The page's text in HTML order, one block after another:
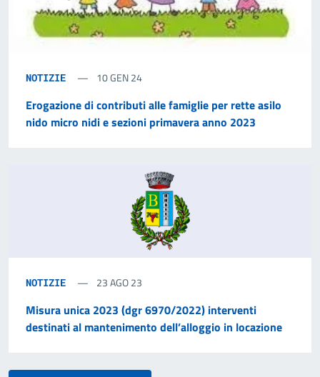
NOTIZIE 10 GEN 24
Erogazione di contributi alle famiglie per rette asilo
nido micro nidi e sezioni primavera anno 2023
NOTIZIE 23 AGO 23
Misura unica 2023 (dgr 6970/2022) interventi
destinati al mantenimento dell’alloggio in locazione